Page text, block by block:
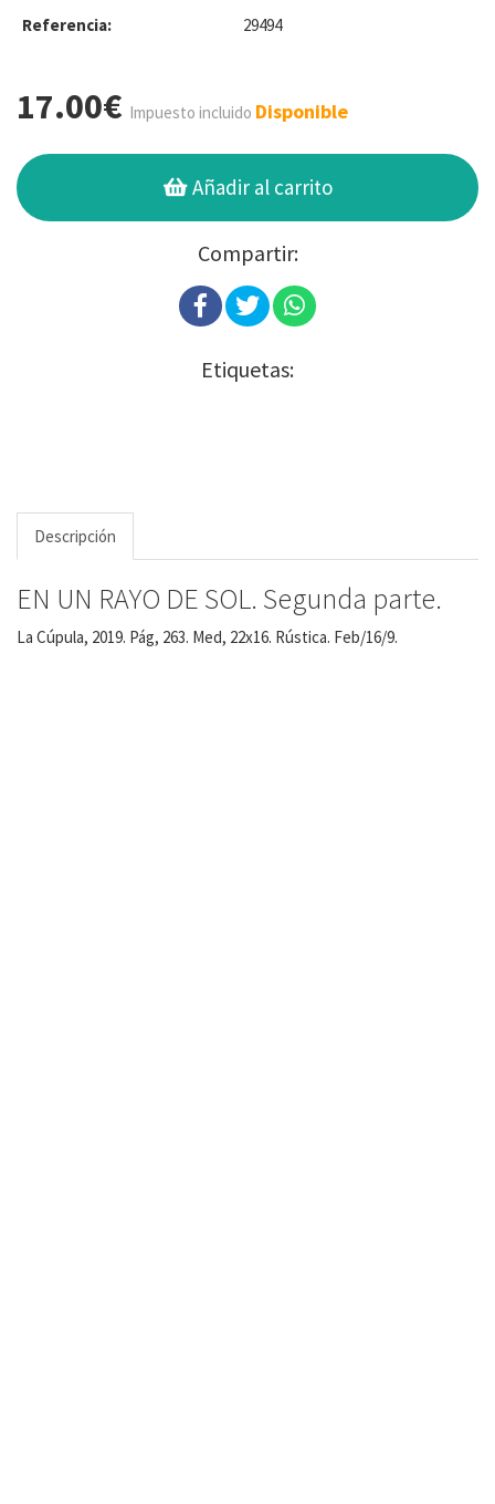
Referencia: 29494
17.00€ Impuesto incluido Disponible
Añadir al carrito
Compartir:
Etiquetas:
Descripción
EN UN RAYO DE SOL. Segunda parte.
La Cúpula, 2019. Pág, 263. Med, 22x16. Rústica. Feb/16/9.